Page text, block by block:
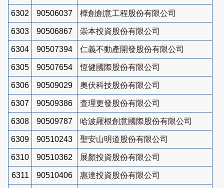
6302 90506037 樺創創意工程股份有限公司
6303 90506867 崇本投資股份有限公司
6304 90507394 仁義不動產開發股份有限公司
6305 90507654 恆健國際股份有限公司
6306 90509029 奧伏科技股份有限公司
6307 90509386 查理更發股份有限公司
6308 90509787 哈波羅根創意國際股份有限公司
6309 90510243 聖安山明道股份有限公司
6310 90510362 展顏投資股份有限公司
6311 90510406 惠達投資股份有限公司